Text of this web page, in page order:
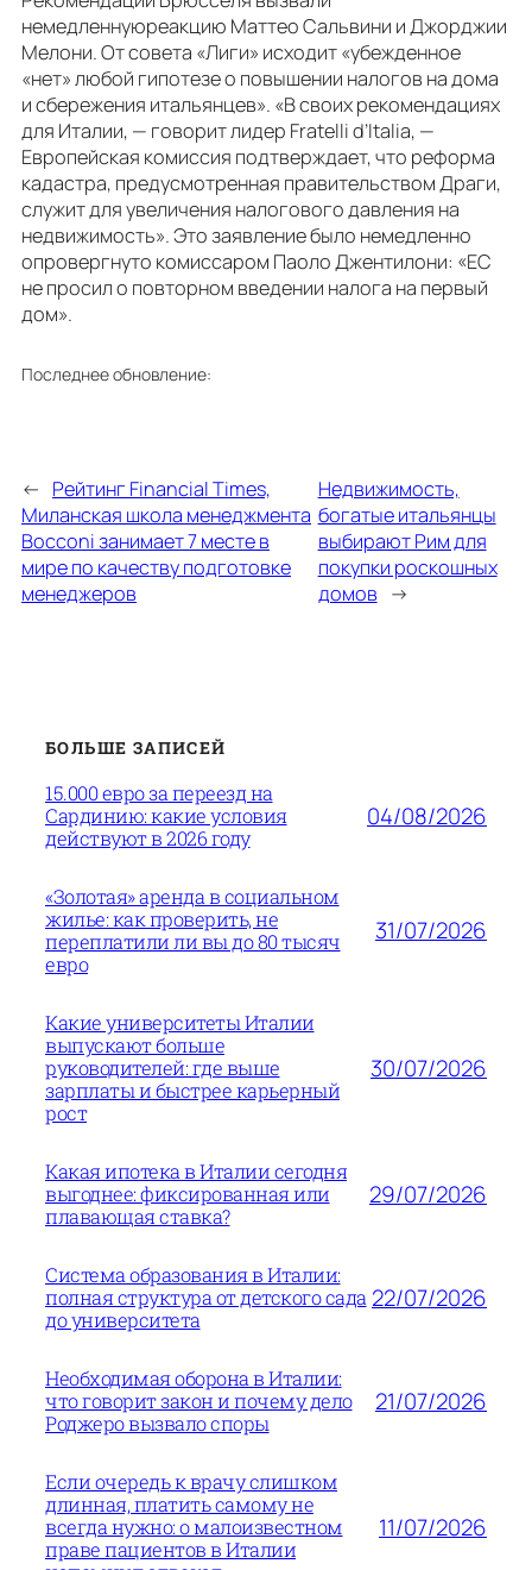
немедленнуюреакцию Маттео Сальвини и Джорджии
Мелони. От совета «Лиги» исходит «убежденное
«нет» любой гипотезе о повышении налогов на дома
и сбережения итальянцев». «В своих рекомендациях
для Италии, — говорит лидер Fratelli d’Italia, —
Европейская комиссия подтверждает, что реформа
кадастра, предусмотренная правительством Драги,
служит для увеличения налогового давления на
недвижимость». Это заявление было немедленно
опровергнуто комиссаром Паоло Джентилони: «ЕС
не просил о повторном введении налога на первый
дом».
Последнее обновление:
← Рейтинг Financial Times,
Миланская школа менеджмента
Bocconi занимает 7 месте в
мире по качеству подготовке
менеджеров
Недвижимость,
богатые итальянцы
выбирают Рим для
покупки роскошных
домов →
БОЛЬШЕ ЗАПИСЕЙ
15.000 евро за переезд на
Сардинию: какие условия
действуют в 2026 году
04/08/2026
«Золотая» аренда в социальном
жилье: как проверить, не
переплатили ли вы до 80 тысяч
евро
31/07/2026
Какие университеты Италии
выпускают больше
руководителей: где выше
зарплаты и быстрее карьерный
рост
30/07/2026
Какая ипотека в Италии сегодня
выгоднее: фиксированная или
плавающая ставка?
29/07/2026
Система образования в Италии:
полная структура от детского сада
до университета
22/07/2026
Необходимая оборона в Италии:
что говорит закон и почему дело
Роджеро вызвало споры
21/07/2026
Если очередь к врачу слишком
длинная, платить самому не
всегда нужно: о малоизвестном
праве пациентов в Италии
11/07/2026